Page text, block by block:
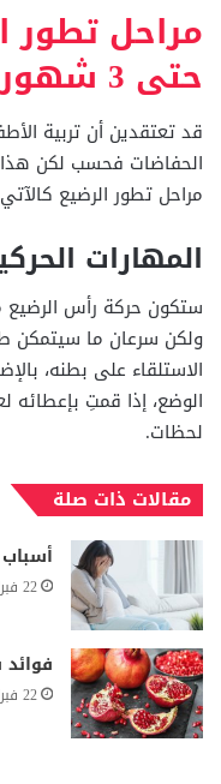
مراحل تطور
حتى 3 شهور
قد تعتقدين أن تربية
الحفاضات فحسب لكن
مراحل تطور الرضيع
المهارات
ستكون حركة رأس الرضيع
ولكن سرعان ما سيتمكن
الاستلقاء على بطنه،
الوضع، إذا قمتِ
لحظات.
مقالات ذات صلة
22 فبراير، 2021
22 فبراير، 2021